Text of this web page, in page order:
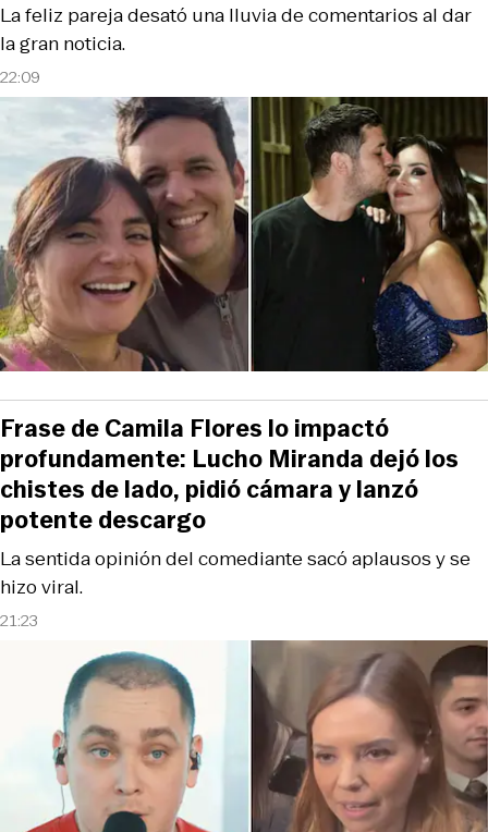
22:09
La feliz pareja desató una lluvia de comentarios al dar
la gran noticia.
21:23
La sentida opinión del comediante sacó aplausos y se
hizo viral.
Frase de Camila Flores lo impactó
profundamente: Lucho Miranda dejó los
chistes de lado, pidió cámara y lanzó
potente descargo